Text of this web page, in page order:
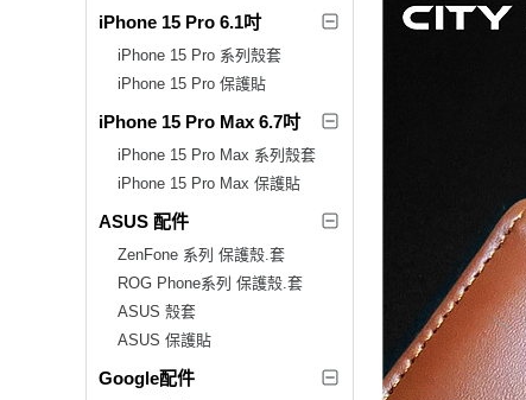
iPhone 15 Pro 6.1吋
iPhone 15 Pro 系列殼套
iPhone 15 Pro 保護貼
iPhone 15 Pro Max 6.7吋
iPhone 15 Pro Max 系列殼套
iPhone 15 Pro Max 保護貼
ASUS 配件
ZenFone 系列 保護殼.套
ROG Phone系列 保護殼.套
ASUS 殼套
ASUS 保護貼
Google配件